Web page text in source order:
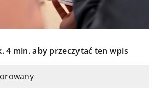
4 min. aby przeczytać ten wpis